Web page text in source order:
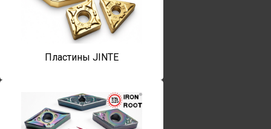
Пластины JINTE